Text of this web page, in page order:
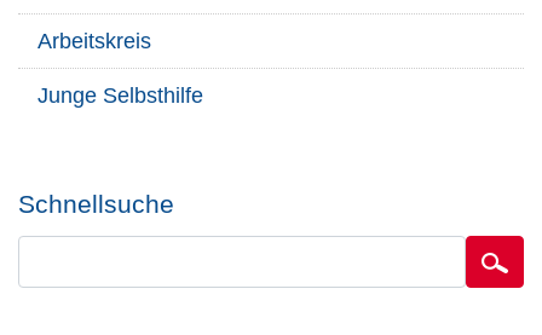
Arbeitskreis
Junge Selbsthilfe
Schnellsuche